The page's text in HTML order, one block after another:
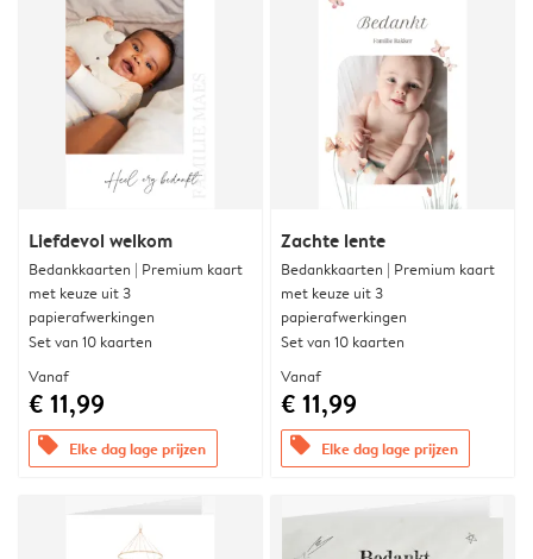
Liefdevol welkom
Bedankkaarten | Premium kaart
met keuze uit 3
papierafwerkingen
Set van 10 kaarten
Vanaf
€ 11,99
offers Elke dag lage prijzen
Zachte lente
Bedankkaarten | Premium kaart
met keuze uit 3
papierafwerkingen
Set van 10 kaarten
Vanaf
€ 11,99
offers Elke dag lage prijzen